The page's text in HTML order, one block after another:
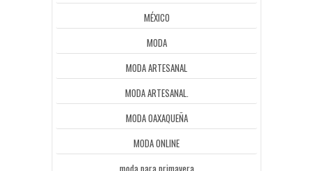
MÉXICO
MODA
MODA ARTESANAL
MODA ARTESANAL.
MODA OAXAQUEÑA
MODA ONLINE